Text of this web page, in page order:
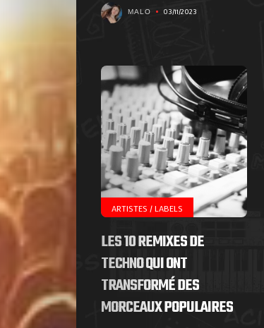
!
Search
MALO 03/11/2023
ARTISTES / LABELS
LES 10 REMIXES DE
TECHNO QUI ONT
TRANSFORMÉ DES
MORCEAUX POPULAIRES